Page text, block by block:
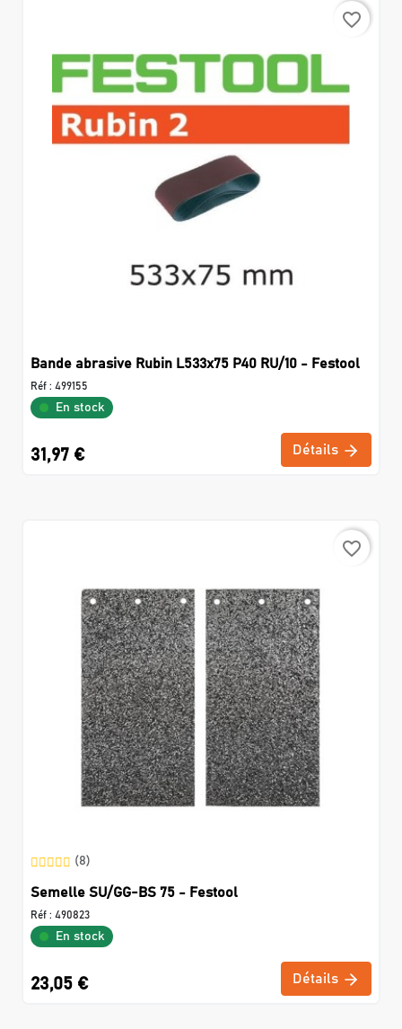
favorite_border
Bande abrasive Rubin L533x75 P40 RU/10 - Festool
Réf : 499155
En stock
31,97 € Détails
favorite_border
(8)
Semelle SU/GG-BS 75 - Festool
Réf : 490823
En stock
23,05 € Détails